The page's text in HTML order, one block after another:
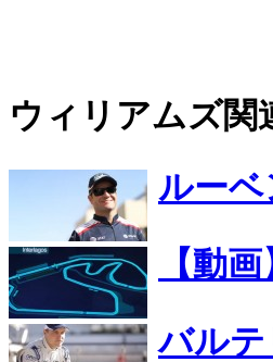
ウィリアムズ関
ルー
【動
バルテ